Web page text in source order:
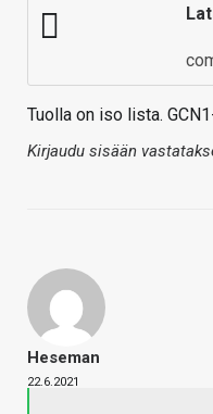
Tuolla on iso lista.
Kirjaudu sisään
Heseman
22.6.2021